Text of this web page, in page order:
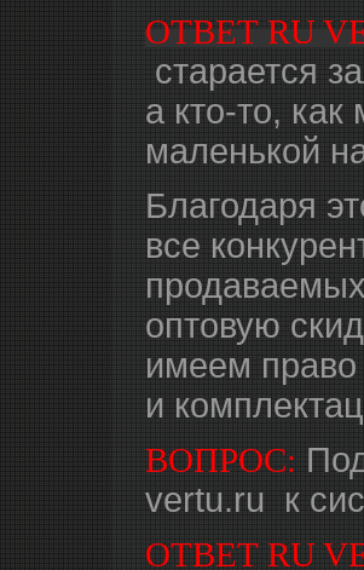
ОТВЕТ RU
старается
а кто-то,
маленькой
Благодаря
все
оптовую
имеем право
и
ВОПРОС:
vertu.ru к
ОТВЕТ RU